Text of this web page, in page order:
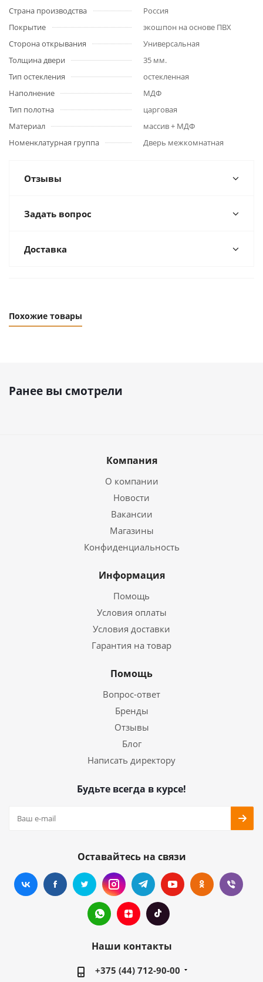
Страна производства
Россия
Покрытие
экошпон на основе ПВХ
Сторона открывания
Универсальная
Толщина двери
35 мм.
Тип остекления
остекленная
Наполнение
МДФ
Тип полотна
царговая
Материал
массив + МДФ
Номенклатурная группа
Дверь межкомнатная
Отзывы
Задать вопрос
Доставка
Похожие товары
Ранее вы смотрели
Компания
О компании
Новости
Вакансии
Магазины
Конфиденциальность
Информация
Помощь
Условия оплаты
Условия доставки
Гарантия на товар
Помощь
Вопрос-ответ
Бренды
Отзывы
Блог
Написать директору
Будьте всегда в курсе!
Оставайтесь на связи
Наши контакты
+375 (44) 712-90-00